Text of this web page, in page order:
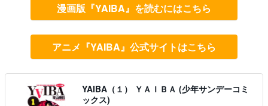
漫画版『YAIBA』を読むにはこちら
アニメ『YAIBA』公式サイトはこちら
YAIBA（１） ＹＡＩＢＡ (少年サンデーコミ
ックス)